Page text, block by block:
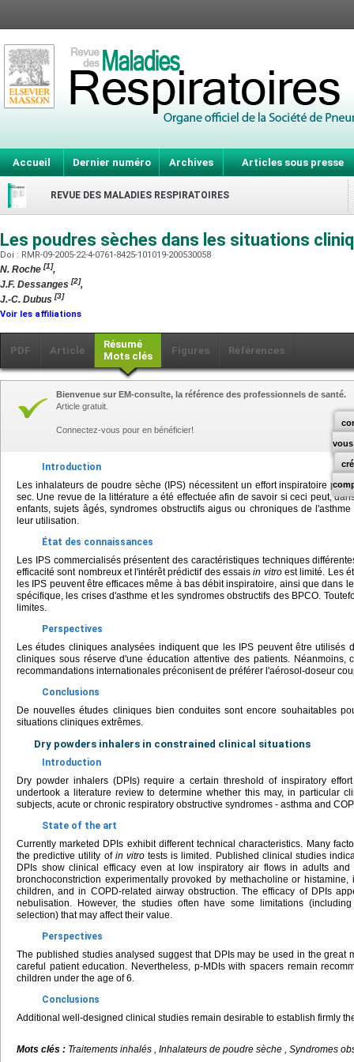
Accueil Dernier numéro Archives Articles sous presse
REVUE DES MALADIES RESPIRATOIRES
Les poudres sèches dans les situations
Doi : RMR-09-2005-22-4-0761-8425-101019-200530058
N. Roche [1],
J.F. Dessanges [2],
J.-C. Dubus [3]
Voir les affiliations
PDF Article
Résumé
Mots clés
Figures Références
vous
Bienvenue sur EM-consulte, la référence des professionnels de santé.
Article gratuit.
Connectez-vous pour en bénéficier!
Introduction
Les inhalateurs de poudre sèche (IPS) nécessitent un effort inspiratoire
sec. Une revue de la littérature a été effectuée afin de savoir si ceci peut,
enfants, sujets âgés, syndromes obstructifs aigus ou chroniques de
leur utilisation.
État des connaissances
Les IPS commercialisés présentent des caractéristiques techniques
efficacité sont nombreux et l'intérêt prédictif des essaisin vitroest limité. Les
les IPS peuvent être efficaces même à bas débit inspiratoire, ainsi que dans
spécifique, les crises d'asthme et les syndromes obstructifs des BPCO.
limites.
Perspectives
Les études cliniques analysées indiquent que les IPS peuvent être utilisés
cliniques sous réserve d'une éducation attentive des patients.
recommandations internationales préconisent de préférer l'aérosol-doseur
Conclusions
De nouvelles études cliniques bien conduites sont encore souhaitables
situations cliniques extrêmes.
Dry powders inhalers in constrained clinical situations
Introduction
Dry powder inhalers (DPIs) require a certain threshold of inspiratory
undertook a literature review to determine whether this may, in particular
subjects, acute or chronic respiratory obstructive syndromes - asthma and
State of the art
Currently marketed DPIs exhibit different technical characteristics. Many
the predictive utility of in vitrotests is limited. Published clinical studies
DPIs show clinical efficacy even at low inspiratory air flows in adults
bronchoconstriction experimentally provoked by methacholine or
children, and in COPD-related airway obstruction. The efficacy of DPIs
nebulisation. However, the studies often have some limitations
selection) that may affect their value.
Perspectives
The published studies analysed suggest that DPIs may be used in the great
careful patient education. Nevertheless, p-MDIs with spacers remain
children under the age of 6.
Conclusions
Additional well-designed clinical studies remain desirable to establish firmly
Mots clés : Traitements inhalés , Inhalateurs de poudre sèche , Syndromes